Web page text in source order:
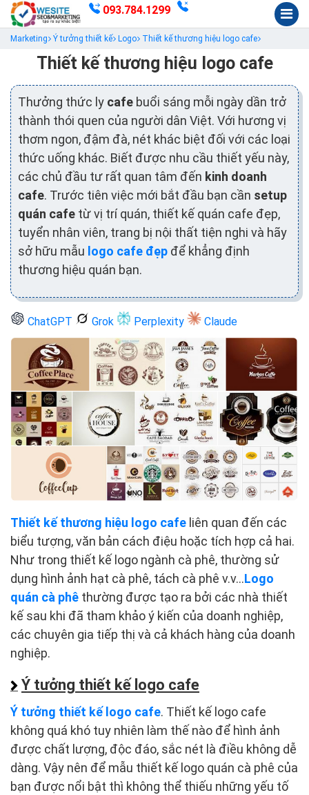
093.784.1299
Marketing Ý tưởng thiết kế Logo Thiết kế thương hiệu logo cafe
Thiết kế thương hiệu logo cafe
Thưởng thức ly cafe buổi sáng mỗi ngày dần trở
thành thói quen của người dân Việt. Với hương vị
thơm ngon, đậm đà, nét khác biệt đối với các loại
thức uống khác. Biết được nhu cầu thiết yếu này,
các chủ đầu tư rất quan tâm đến kinh doanh
cafe. Trước tiên việc mới bắt đầu bạn cần setup
quán cafe từ vị trí quán, thiết kế quán cafe đẹp,
tuyển nhân viên, trang bị nội thất tiện nghi và hãy
sở hữu mẫu logo cafe đẹp để khẳng định
thương hiệu quán bạn.
ChatGPT Grok Perplexity Claude
Thiết kế thương hiệu logo cafe liên quan đến các
biểu tượng, văn bản cách điệu hoặc tích hợp cả hai.
Như trong thiết kế logo ngành cà phê, thường sử
dụng hình ảnh hạt cà phê, tách cà phê v.v…Logo
quán cà phê thường được tạo ra bởi các nhà thiết
kế sau khi đã tham khảo ý kiến của doanh nghiệp,
các chuyên gia tiếp thị và cả khách hàng của doanh
nghiệp.
Ý tưởng thiết kế logo cafe
Ý tưởng thiết kế logo cafe. Thiết kế logo cafe
không quá khó tuy nhiên làm thế nào để hình ảnh
được chất lượng, độc đáo, sắc nét là điều không dễ
dàng. Vậy nên để mẫu thiết kế logo quán cà phê của
bạn được nổi bật thì không thể thiếu những yếu tố